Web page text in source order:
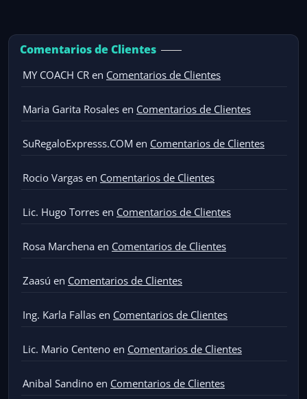
Comentarios de Clientes
MY COACH CR en Comentarios de Clientes
Maria Garita Rosales en Comentarios de Clientes
SuRegaloExpresss.COM en Comentarios de Clientes
Rocio Vargas en Comentarios de Clientes
Lic. Hugo Torres en Comentarios de Clientes
Rosa Marchena en Comentarios de Clientes
Zaasú en Comentarios de Clientes
Ing. Karla Fallas en Comentarios de Clientes
Lic. Mario Centeno en Comentarios de Clientes
Anibal Sandino en Comentarios de Clientes